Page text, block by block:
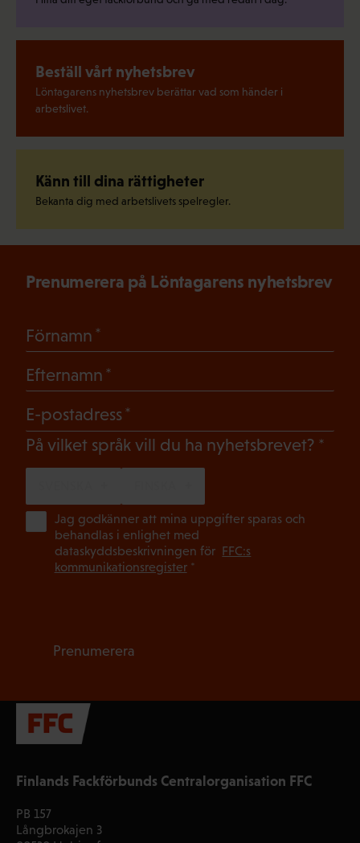
Beställ vårt nyhetsbrev
Löntagarens nyhetsbrev berättar vad som händer i
arbetslivet.
Känn till dina rättigheter
Bekanta dig med arbetslivets spelregler.
Finlands Fackförbunds Centralorganisation FFC
PB 157
Långbrokajen 3
Prenumerera på Löntagarens nyhetsbrev
Förnamn
Efternamn
E-postadress
På vilket språk vill du ha nyhetsbrevet?
Jag godkänner att mina uppgifter sparas och
behandlas i enlighet med
dataskyddsbeskrivningen för FFC:s
kommunikationsregister*
Prenumerera